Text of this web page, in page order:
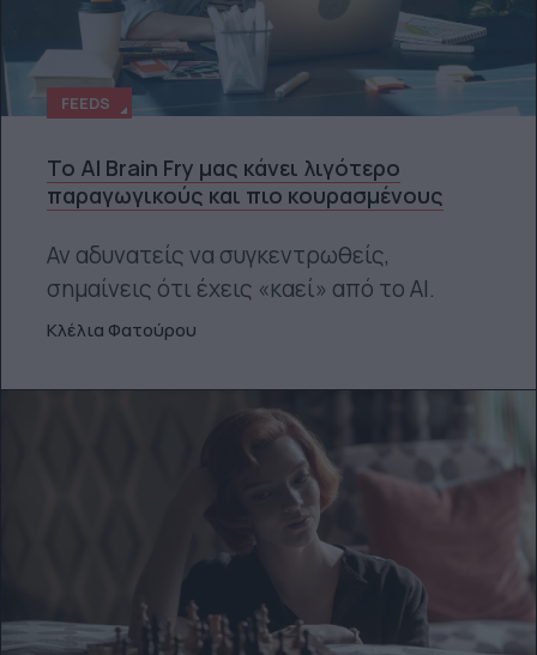
FEEDS
Το AI Brain Fry μας κάνει λιγότερο
παραγωγικούς και πιο κουρασμένους
Αν αδυνατείς να συγκεντρωθείς,
σημαίνεις ότι έχεις «καεί» από το ΑΙ.
Κλέλια Φατούρου